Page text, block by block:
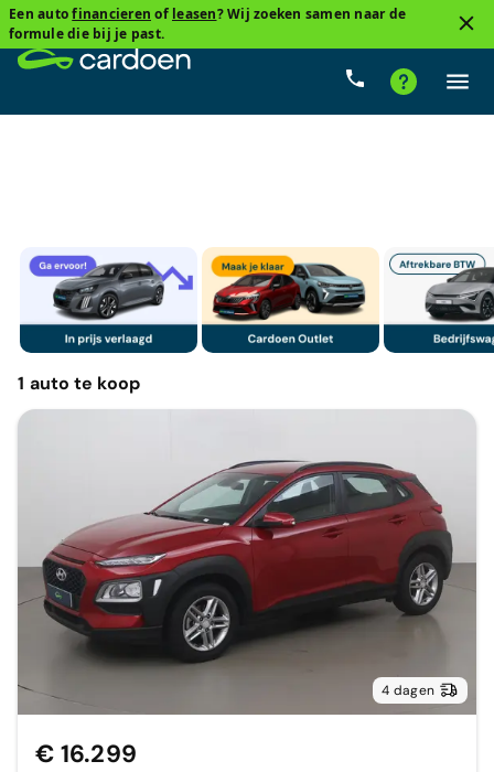
Een autofinancieren of leasen? Wij zoeken samen naar de
formule die bij je past.
Type versnelling
1 autote koop
4 dagen
€ 16.299